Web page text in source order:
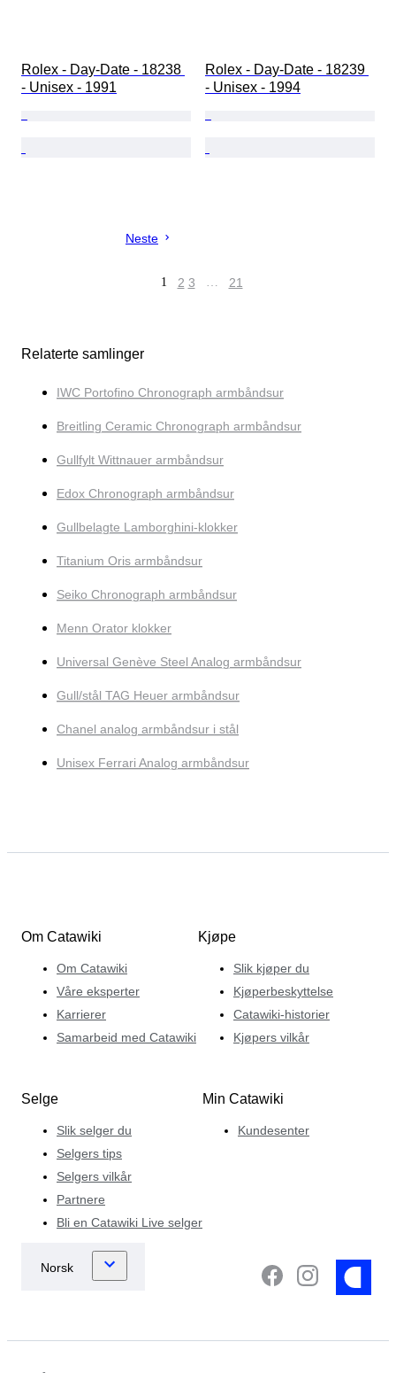
Rolex - Day-Date - 18238
- Unisex - 1991
Rolex - Day-Date - 18239
- Unisex - 1994
Neste
1 2 3 … 21
Relaterte samlinger
IWC Portofino Chronograph armbåndsur
Breitling Ceramic Chronograph armbåndsur
Gullfylt Wittnauer armbåndsur
Edox Chronograph armbåndsur
Gullbelagte Lamborghini-klokker
Titanium Oris armbåndsur
Seiko Chronograph armbåndsur
Menn Orator klokker
Universal Genève Steel Analog armbåndsur
Gull/stål TAG Heuer armbåndsur
Chanel analog armbåndsur i stål
Unisex Ferrari Analog armbåndsur
Om Catawiki
Om Catawiki
Våre eksperter
Karrierer
Samarbeid med Catawiki
Kjøpe
Slik kjøper du
Kjøperbeskyttelse
Catawiki-historier
Kjøpers vilkår
Selge
Slik selger du
Selgers tips
Selgers vilkår
Partnere
Bli en Catawiki Live selger
Min Catawiki
Kundesenter